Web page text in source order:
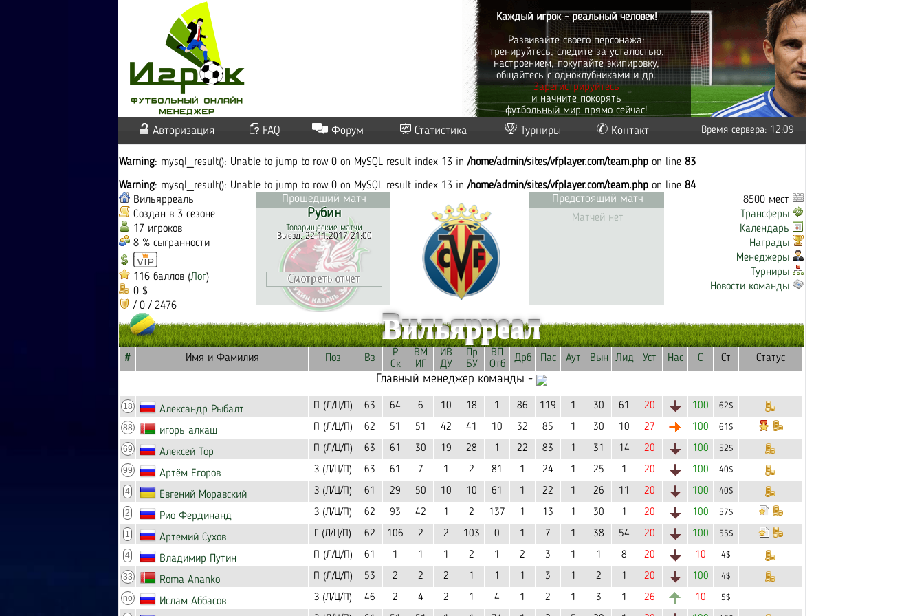
Каждый игрок - реальный человек!
Развивайте своего персонажа:
тренируйтесь, следите за усталостью,
настроением, покупайте экипировку,
общайтесь с одноклубниками и др.
Зарегистрируйтесь
и начните покорять
футбольный мир прямо сейчас!
Авторизация FAQ Форум Статистика Турниры Контакт Время сервера: 12:09
Warning: mysql_result(): Unable to jump to row 0 on MySQL result index 13 in/home/admin/sites/vfplayer.com/team.php on line 83
Warning: mysql_result(): Unable to jump to row 0 on MySQL result index 13 in/home/admin/sites/vfplayer.com/team.php on line 84
Вильярреаль
Создан в 3 сезоне
17 игроков
8 % сыгранности
116 баллов (Лог)
0 $
/ 0 / 2476
Прошедший матч
Рубин
Товарищеские матчи
Выезд. 22.11.2017 21:00
Предстоящий матч
Матчей нет
8500 мест
Трансферы
Календарь
Награды
Менеджеры
Турниры
Новости команды
Вильярреал
# Имя и Фамилия Поз Вз
Р
Ск
ВМ
ИГ
ИВ
ДУ
Пр
БУ
ВП
Отб
Дрб Пас Аут Вын Лид Уст Нас С Ст Статус
Главный менеджер команды -
18 Александр Рыбалт П (Л/Ц/П) 63 64 6 10 18 1 86 119 1 30 61 20 100 62$
88 игорь алкаш П (Л/Ц/П) 62 51 51 42 41 10 32 85 1 30 10 27 100 61$
69 Алексей Тор П (Л/Ц/П) 63 61 30 19 28 1 22 83 1 31 14 20 100 52$
99 Артём Егоров З (Л/Ц/П) 63 61 7 1 2 81 1 24 1 25 1 20 100 40$
4 Евгений Моравский З (Л/Ц/П) 61 29 50 10 10 61 1 22 1 26 11 20 100 40$
2 Рио Фердинанд З (Л/Ц/П) 62 93 42 1 2 137 1 13 1 30 1 20 100 57$
1 Артемий Сухов Г (Л/Ц/П) 62 106 2 2 103 0 1 7 1 38 54 20 100 55$
4 Владимир Путин П (Л/Ц/П) 61 1 1 1 2 1 2 3 1 1 8 20 10 4$
33 Roma Ananko П (Л/Ц/П) 53 2 2 2 1 1 1 3 1 2 1 20 100 4$
no Ислам Аббасов З (Л/Ц/П) 46 2 4 2 1 4 1 2 1 3 1 26 10 5$